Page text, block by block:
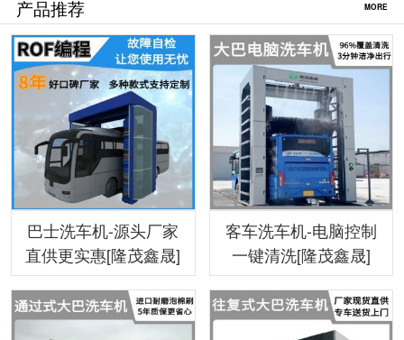
产品推荐 MORE
巴士洗车机-源头厂家
直供更实惠[隆茂鑫晟]
客车洗车机-电脑控制
一键清洗[隆茂鑫晟]